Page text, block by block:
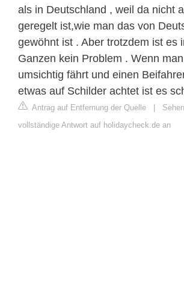
als in Deutschland , weil da nicht
geregelt ist,wie man das von
gewöhnt ist . Aber trotzdem ist es
Ganzen kein Problem . Wenn
umsichtig fährt und einen
etwas auf Schilder achtet ist es
Antrag auf Entfernung der Quelle |
vollständige Antwort auf holidaycheck.de an